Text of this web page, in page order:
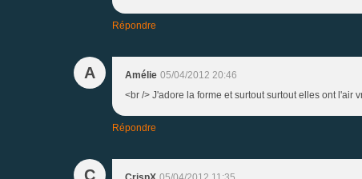
Répondre
A Amélie 05/04/2012 20:46
<br /> J'adore la forme et surtout surtout elles ont l'air
Répondre
C